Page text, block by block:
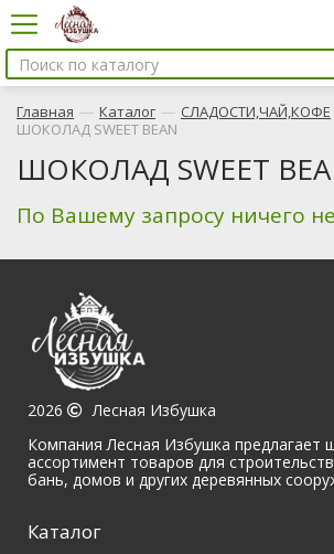
Главная — Каталог — СЛАДОСТИ,ЧАЙ,КОФЕ
ШОКОЛАД SWEET BEAN
ШОКОЛАД SWEET
По Вашему запросу ничего
2026
Лесная Избушка
Компания Лесная Избушка предлагает
ассортимент товаров для
бань, домов и других деревянных
Каталог